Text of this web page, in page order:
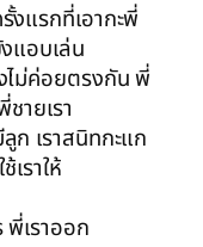
งแรกที่เอากะพี่
แอบเล่น
ไม่ค่อยตรงกัน พี่
ายเรา
ก เราสนิทกะแก
เราให้
เราออก